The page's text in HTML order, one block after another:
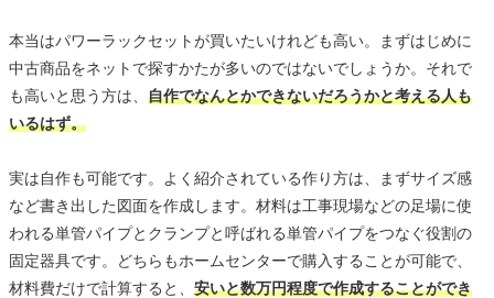
本当はパワーラックセットが買いたいけれども高い。まずはじめに
中古商品をネットで探すかたが多いのではないでしょうか。それで
も高いと思う方は、 自作でなんとかできないだろうかと考える人も
いるはず。
実は自作も可能です。よく紹介されている作り方は、まずサイズ感
など書き出した図面を作成します。材料は工事現場などの足場に使
われる単管パイプとクランプと呼ばれる単管パイプをつなぐ役割の
固定器具です。どちらもホームセンターで購入することが可能で、
材料費だけで計算すると、 安いと数万円程度で作成することができ